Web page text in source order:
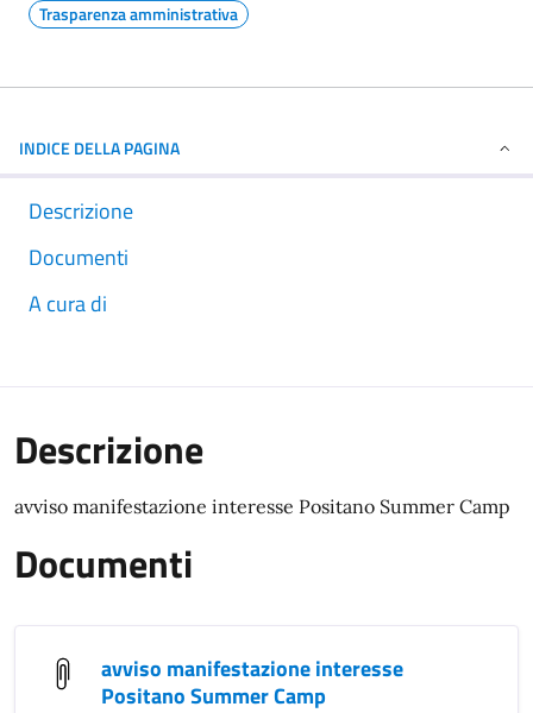
Trasparenza amministrativa
INDICE DELLA PAGINA
Descrizione
Documenti
A cura di
Descrizione
avviso manifestazione interesse Positano Summer Camp
Documenti
avviso manifestazione interesse
Positano Summer Camp